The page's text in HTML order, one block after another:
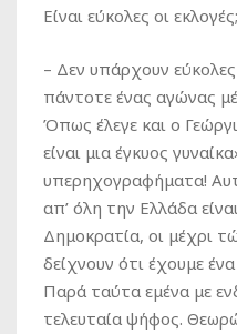
Eίναι εύκολες οι εκλογές;
– Δεν υπάρχουν εύκολες
πάντοτε ένας αγώνας
Όπως έλεγε και ο
είναι μια έγκυος
υπερηχογραφήματα!
απ’ όλη την Ελλάδα
Δημοκρατία, οι μέχρι
δείχνουν ότι έχουμε
Παρά ταύτα εμένα με
τελευταία ψήφος.